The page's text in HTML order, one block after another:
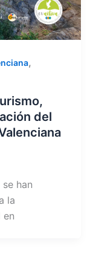
,
del
han
la
en